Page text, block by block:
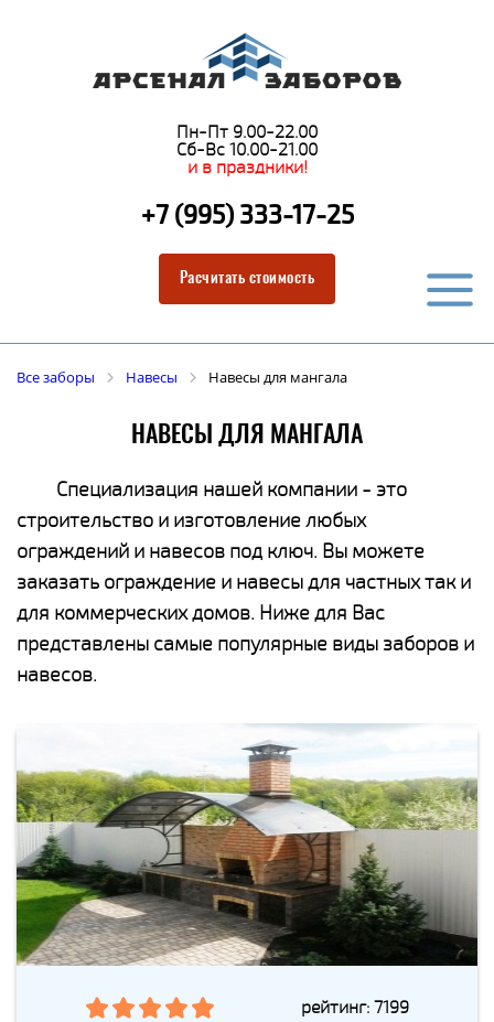
Пн-Пт 9.00-22.00
Сб-Вс 10.00-21.00
и в праздники!
+7 (995) 333-17-25
Расчитать стоимость
Все заборы Навесы Навесы для мангала
НАВЕСЫ ДЛЯ МАНГАЛА
Специализация нашей компании - это
строительство и изготовление любых
ограждений и навесов под ключ. Вы можете
заказать ограждение и навесы для частных так и
для коммерческих домов. Ниже для Вас
представлены самые популярные виды заборов и
навесов.
рейтинг: 7199